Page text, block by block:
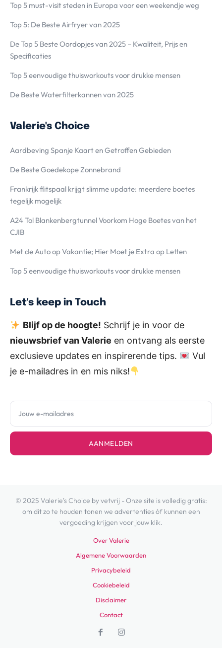
Top 5 must-visit steden in Europa voor een weekendje weg
Top 5: De Beste Airfryer van 2025
De Top 5 Beste Oordopjes van 2025 – Kwaliteit, Prijs en
Specificaties
Top 5 eenvoudige thuisworkouts voor drukke mensen
De Beste Waterfilterkannen van 2025
Valerie's Choice
Aardbeving Spanje Kaart en Getroffen Gebieden
De Beste Goedekope Zonnebrand
Frankrijk flitspaal krijgt slimme update: meerdere boetes
tegelijk mogelijk
A24 Tol Blankenbergtunnel Voorkom Hoge Boetes van het
CJIB
Met de Auto op Vakantie; Hier Moet je Extra op Letten
Top 5 eenvoudige thuisworkouts voor drukke mensen
Let's keep in Touch
Blijf op de hoogte! Schrijf je in voor de
nieuwsbrief van Valerie en ontvang als eerste
exclusieve updates en inspirerende tips.
Vul
je e-mailadres in en mis niks!
AANMELDEN
© 2025 Valerie's Choice by vetvrij - Onze site is volledig gratis:
om dit zo te houden tonen we advertenties óf kunnen een
vergoeding krijgen voor jouw klik.
Over Valerie
Algemene Voorwaarden
Privacybeleid
Cookiebeleid
Disclaimer
Contact